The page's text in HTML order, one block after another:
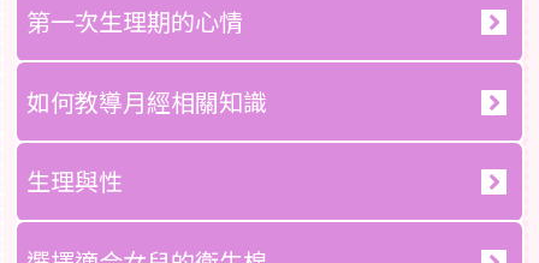
第一次生理期的心情
如何教導月經相關知識
生理與性